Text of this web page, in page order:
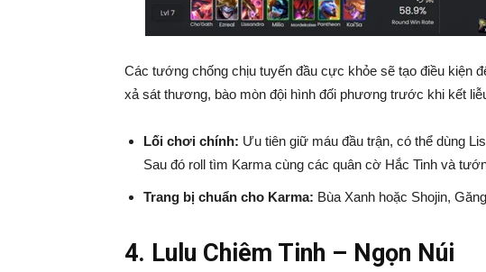
Các tướng chống chịu tuyến đầu cực khỏe sẽ tạo điều kiện
xả sát thương, bào mòn đội hình đối phương trước khi kết
Lối chơi chính: Ưu tiên giữ máu đầu trận, có thể dùng
Sau đó roll tìm Karma cùng các quân cờ Hắc Tinh và
Trang bị chuẩn cho Karma: Bùa Xanh hoặc Shojin,
4. Lulu Chiêm Tinh – Ngọn Núi